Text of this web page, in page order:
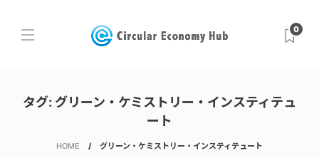
0
タグ: グリーン・ケミストリー・インスティテュ
ート
HOME グリーン・ケミストリー・インスティテュート